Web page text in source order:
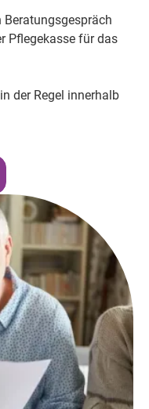
Pflegekasse für das
der Regel innerhalb